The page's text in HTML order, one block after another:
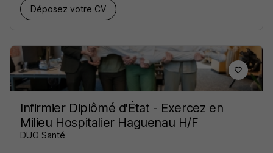
Déposez votre CV
Infirmier Diplômé d'État - Exercez en
Milieu Hospitalier Haguenau H/F
DUO Santé